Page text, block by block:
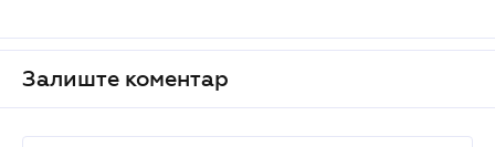
Залиште коментар